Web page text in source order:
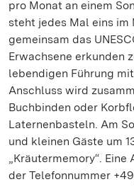
pro Monat an einem
steht jedes Mal eins
gemeinsam das
Erwachsene erkunden
lebendigen Führung
Anschluss wird
Buchbinden oder
Laternenbasteln. Am
und kleinen Gäste um
„Kräutermemory“.
der Telefonnummer